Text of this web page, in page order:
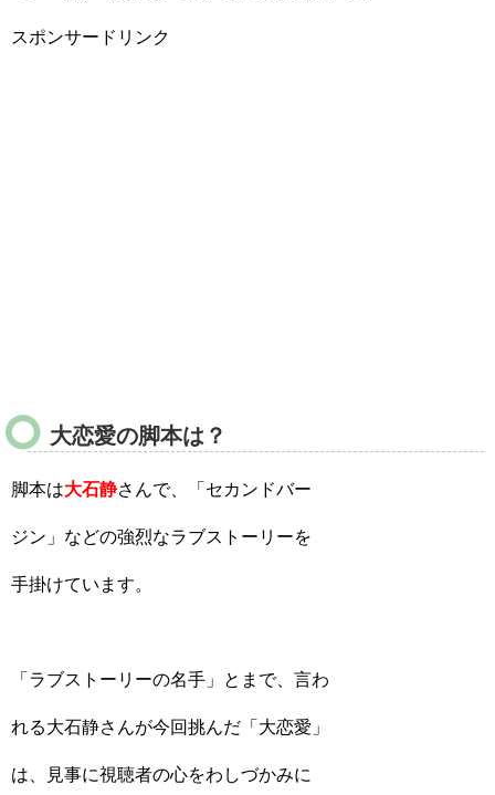
スポンサードリンク
大恋愛の脚本は？
脚本は大石静さんで、「セカンドバー
ジン」などの強烈なラブストーリーを
手掛けています。
「ラブストーリーの名手」とまで、言わ
れる大石静さんが今回挑んだ「大恋愛」
は、見事に視聴者の心をわしづかみに